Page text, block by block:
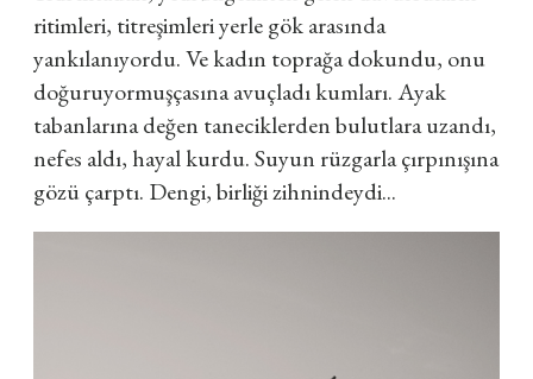
ritimleri, titreşimleri yerle gök arasında
yankılanıyordu. Ve kadın toprağa dokundu, onu
doğuruyormuşçasına avuçladı kumları. Ayak
tabanlarına değen taneciklerden bulutlara uzandı,
nefes aldı, hayal kurdu. Suyun rüzgarla çırpınışına
gözü çarptı. Dengi, birliği zihnindeydi...